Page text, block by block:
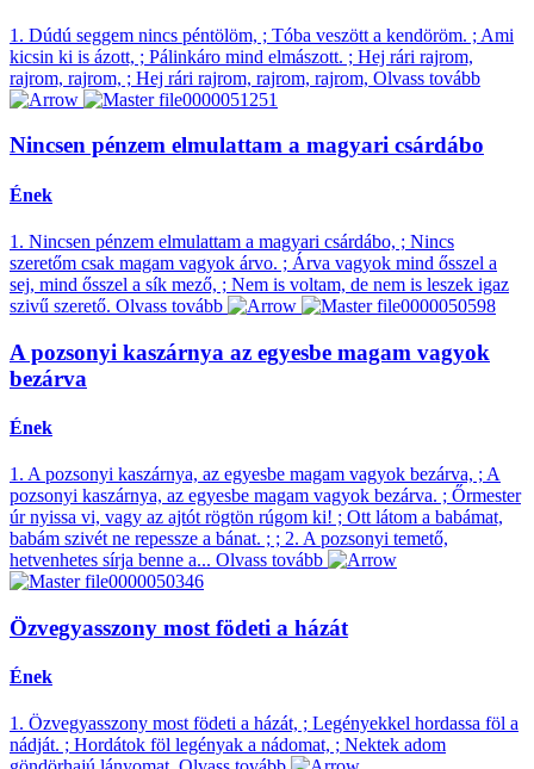
1. Dúdú seggem nincs péntölöm, ; Tóba veszött a kendöröm. ; Ami
kicsin ki is ázott, ; Pálinkáro mind elmászott. ; Hej rári rajrom,
rajrom, rajrom, ; Hej rári rajrom, rajrom, rajrom, Olvass tovább
Nincsen pénzem elmulattam a magyari csárdábo
Ének
1. Nincsen pénzem elmulattam a magyari csárdábo, ; Nincs
szeretőm csak magam vagyok árvo. ; Árva vagyok mind ősszel a
sej, mind ősszel a sík mező, ; Nem is voltam, de nem is leszek igaz
szivű szerető. Olvass tovább
A pozsonyi kaszárnya az egyesbe magam vagyok
bezárva
Ének
1. A pozsonyi kaszárnya, az egyesbe magam vagyok bezárva, ; A
pozsonyi kaszárnya, az egyesbe magam vagyok bezárva. ; Őrmester
úr nyissa vi, vagy az ajtót rögtön rúgom ki! ; Ott látom a babámat,
babám szivét ne repessze a bánat. ; ; 2. A pozsonyi temető,
hetvenhetes sírja benne a... Olvass tovább
Özvegyasszony most födeti a házát
Ének
1. Özvegyasszony most födeti a házát, ; Legényekkel hordassa föl a
nádját. ; Hordátok föl legényak a nádomat, ; Nektek adom